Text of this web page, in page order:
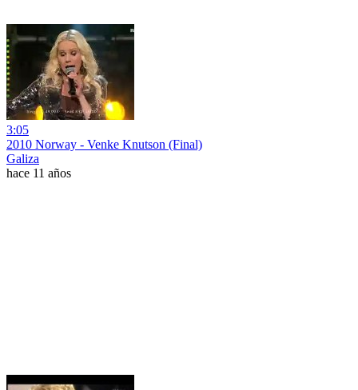
3:05
2010 Norway - Venke Knutson (Final)
Galiza
hace 11 años